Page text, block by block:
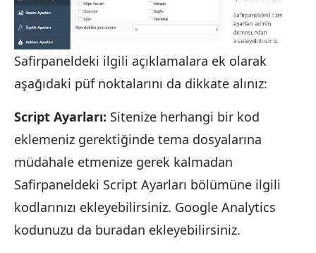
Safirpaneldeki ilgili açıklamalara ek olarak
aşağıdaki püf noktalarını da dikkate alınız:
Script Ayarları: Sitenize herhangi bir kod
eklemeniz gerektiğinde tema dosyalarına
müdahale etmenize gerek kalmadan
Safirpaneldeki Script Ayarları bölümüne ilgili
kodlarınızı ekleyebilirsiniz. Google Analytics
kodunuzu da buradan ekleyebilirsiniz.